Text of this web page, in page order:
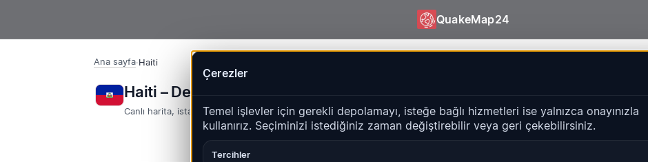
QuakeMap24
Çerezler
Temel işlevler için gerekli depolamayı, isteğe bağlı hizmetleri ise yalnızca onayınızla
kullanırız. Seçiminizi istediğiniz zaman değiştirebilir veya geri çekebilirsiniz.
Tercihler
Ana sayfa·Haiti
Haiti – Depremler | QuakeMap24
Canlı harita, istatistikler ve son olaylar
Geçmiş